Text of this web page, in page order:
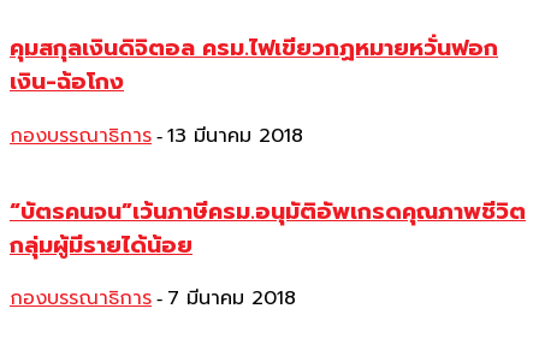
คุมสกุลเงินดิจิตอล ครม.ไฟเขียวกฏหมายหวั่นฟอก
เงิน-ฉ้อโกง
กองบรรณาธิการ - 13 มีนาคม 2018
“บัตรคนจน”เว้นภาษีครม.อนุมัติอัพเกรดคุณภาพชีวิต
กลุ่มผู้มีรายได้น้อย
กองบรรณาธิการ - 7 มีนาคม 2018